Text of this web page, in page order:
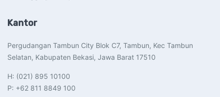
Kantor
Pergudangan Tambun City Blok C7, Tambun, Kec Tambun
Selatan, Kabupaten Bekasi, Jawa Barat 17510​
H: (021) 895 10100
P: +62 811 8849 100